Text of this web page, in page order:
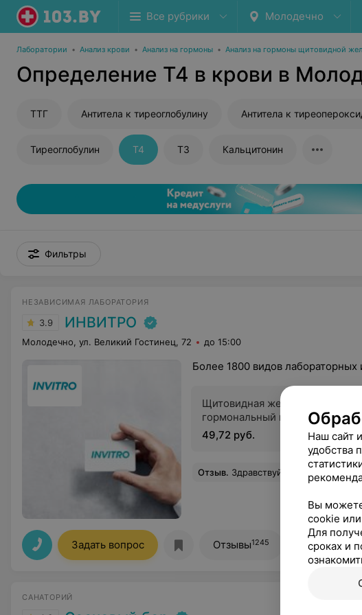
Все рубрики Молодечно
Лаборатории • Анализ крови • Анализ на гормоны • Анализ на гормоны щитовидной
Определение Т4 в крови в
ТТГ Антитела к тиреоглобулину Антитела к
Тиреоглобулин Т4 Т3 Кальцитонин
Фильтры
НЕЗАВИСИМАЯ ЛАБОРАТОРИЯ
3.9 ИНВИТРО
Молодечно, ул. Великий Гостинец, 72 до 15:00
Более 1800 видов лабораторных
Щитовидная железа:
гормональный профиль
49,72 руб.
Отзыв. Здравствуйте,подскажите
Задать вопрос Отзывы1245 Все адреса
САНАТОРИЙ
Наш сайт
удобства
Вы
cookie
Для
сроках и